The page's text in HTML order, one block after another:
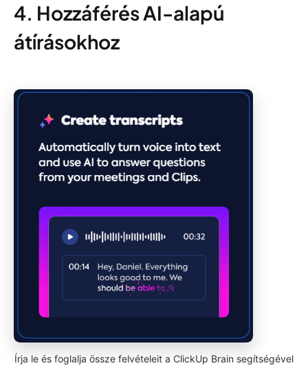
4. Hozzáférés AI-alapú
átírásokhoz
Írja le és foglalja össze felvételeit a ClickUp Brain segítségével